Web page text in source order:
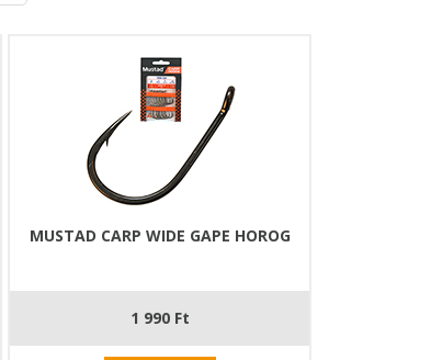
MUSTAD CARP WIDE GAPE HOROG
1 990 Ft